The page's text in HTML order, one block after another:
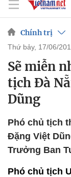
Chính trị
thứ bảy, 17/06/
Sẽ miễn
tịch Đà
Dũng
Phó chủ tịch
Đặng Việt
Trưởng Ban
Phó chủ tịch